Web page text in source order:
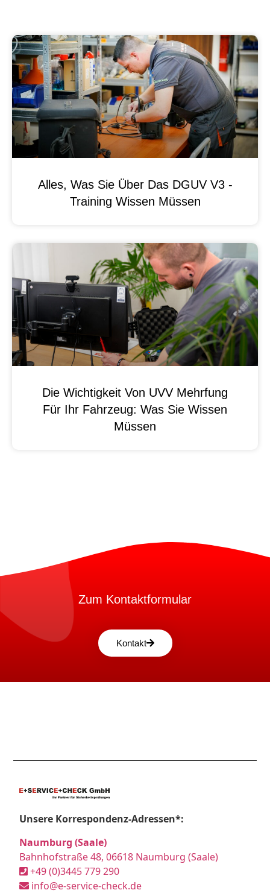
Alles, Was Sie Über Das DGUV V3 -
Training Wissen Müssen
Die Wichtigkeit Von UVV Mehrfung
Für Ihr Fahrzeug: Was Sie Wissen
Müssen
Zum Kontaktformular
Kontakt
Unsere Korrespondenz-Adressen*:
Naumburg (Saale)
Bahnhofstraße 48, 06618 Naumburg (Saale)
+49 (0)3445 779 290
info@e-service-check.de